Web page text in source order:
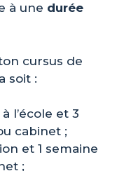
à une durée
cursus de
soit :
l’école et 3
cabinet ;
et 1 semaine
;